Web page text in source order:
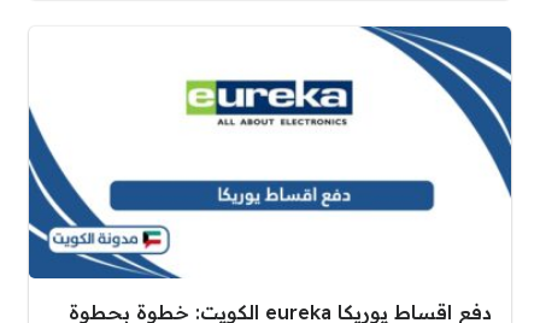
دفع اقساط يوريكا eureka الكويت: خطوة بحطوة